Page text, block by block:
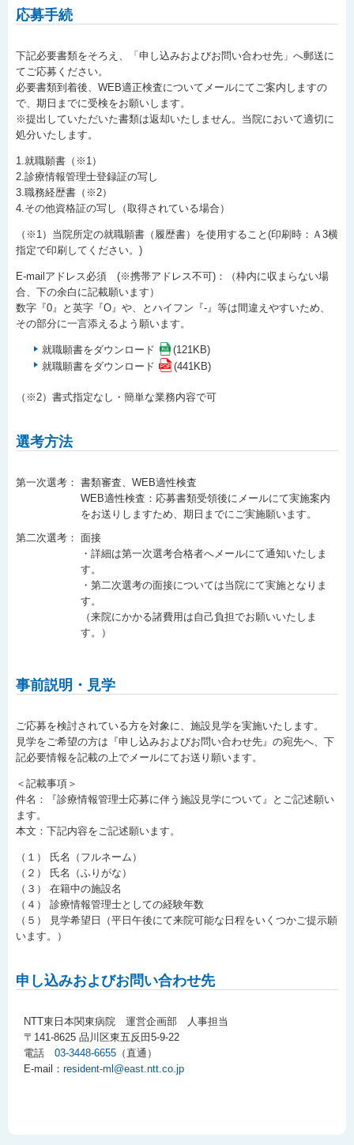
応募手続
下記必要書類をそろえ、「申し込みおよびお問い合わせ先」へ郵送に
てご応募ください。
必要書類到着後、WEB適正検査についてメールにてご案内しますの
で、期日までに受検をお願いします。
※提出していただいた書類は返却いたしません。当院において適切に
処分いたします。
1.就職願書（※1）
2.診療情報管理士登録証の写し
3.職務経歴書（※2）
4.その他資格証の写し（取得されている場合）
（※1）当院所定の就職願書（履歴書）を使用すること(印刷時：Ａ3横
指定で印刷してください。)
E-mailアドレス必須 (※携帯アドレス不可)：（枠内に収まらない場
合、下の余白に記載願います）
数字『0』と英字『O』や、とハイフン『-』等は間違えやすいため、
その部分に一言添えるよう願います。
就職願書をダウンロード
(121KB)
就職願書をダウンロード
(441KB)
（※2）書式指定なし・簡単な業務内容で可
選考方法
第一次選考： 書類審査、WEB適性検査
WEB適性検査：応募書類受領後にメールにて実施案内
をお送りしますため、期日までにご実施願います。
第二次選考： 面接
・詳細は第一次選考合格者へメールにて通知いたしま
す。
・第二次選考の面接については当院にて実施となりま
す。
（来院にかかる諸費用は自己負担でお願いいたしま
す。）
事前説明・見学
ご応募を検討されている方を対象に、施設見学を実施いたします。
見学をご希望の方は『申し込みおよびお問い合わせ先』の宛先へ、下
記必要情報を記載の上でメールにてお送り願います。
＜記載事項＞
件名：『診療情報管理士応募に伴う施設見学について』とご記述願い
ます。
本文：下記内容をご記述願います。
（１） 氏名（フルネーム）
（２） 氏名（ふりがな）
（３） 在籍中の施設名
（４） 診療情報管理士としての経験年数
（５） 見学希望日（平日午後にて来院可能な日程をいくつかご提示願
います。）
申し込みおよびお問い合わせ先
NTT東日本関東病院 運営企画部 人事担当
〒141-8625 品川区東五反田5-9-22
電話 03-3448-6655 （直通）
E-mail： resident-ml@east.ntt.co.jp